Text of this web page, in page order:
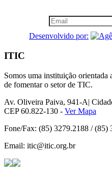
Desenvolvido por:
ITIC
Somos uma instituição orientada
de fomentar o setor de TIC.
Av. Oliveira Paiva, 941-A|
CEP 60.822-130 - Ver Mapa
Fone/Fax: (85) 3279.2188 / (85)
Email: itic@itic.org.br